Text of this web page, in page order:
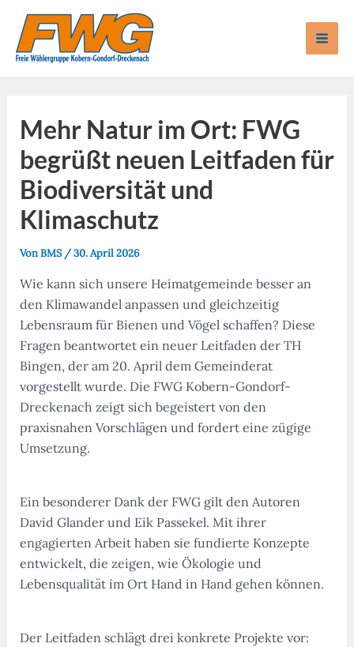
Inhalt
springen
Mehr Natur im Ort: FWG
begrüßt neuen Leitfaden für
Biodiversität und
Klimaschutz
VonBMS /30. April 2026
Wie kann sich unsere Heimatgemeinde besser an
den Klimawandel anpassen und gleichzeitig
Lebensraum für Bienen und Vögel schaffen? Diese
Fragen beantwortet ein neuer Leitfaden der TH
Bingen, der am 20. April dem Gemeinderat
vorgestellt wurde. Die FWG Kobern-Gondorf-
Dreckenach zeigt sich begeistert von den
praxisnahen Vorschlägen und fordert eine zügige
Umsetzung.
Ein besonderer Dank der FWG gilt den Autoren
David Glander und Eik Passekel. Mit ihrer
engagierten Arbeit haben sie fundierte Konzepte
entwickelt, die zeigen, wie Ökologie und
Lebensqualität im Ort Hand in Hand gehen können.
Der Leitfaden schlägt drei konkrete Projekte vor: